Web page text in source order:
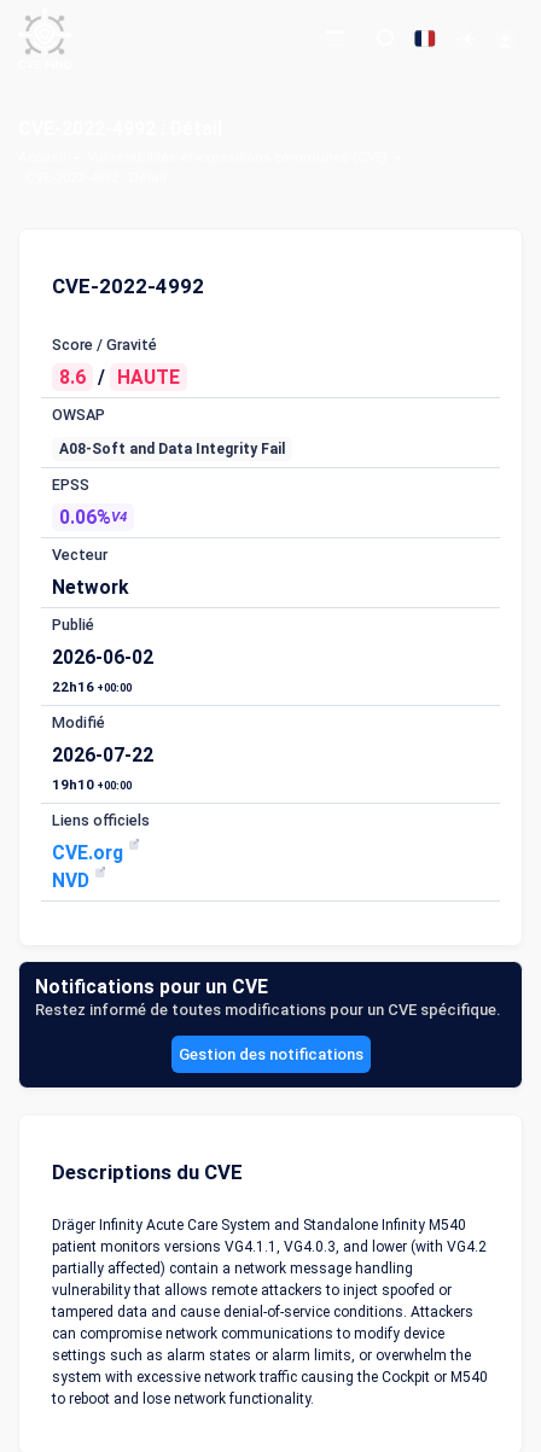
CVE-2022-4992
Score / Gravité
8.6 / HAUTE
OWSAP
A08-Soft and Data Integrity Fail
EPSS
0.06%V4
Vecteur
Network
Publié
2026-06-02
22h16 +00:00
Modifié
2026-07-22
19h10 +00:00
Liens officiels
CVE.org
NVD
Notifications pour un CVE
Restez informé de toutes modifications pour un CVE spécifique.
Gestion des notifications
Descriptions du CVE
Dräger Infinity Acute Care System and Standalone Infinity M540
patient monitors versions VG4.1.1, VG4.0.3, and lower (with VG4.2
partially affected) contain a network message handling
vulnerability that allows remote attackers to inject spoofed or
tampered data and cause denial-of-service conditions. Attackers
can compromise network communications to modify device
settings such as alarm states or alarm limits, or overwhelm the
system with excessive network traffic causing the Cockpit or M540
to reboot and lose network functionality.